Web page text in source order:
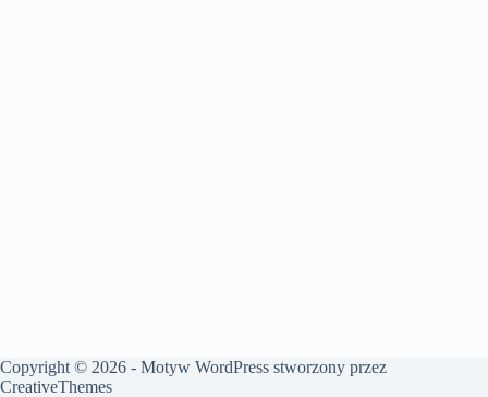
Copyright © 2026 - Motyw WordPress stworzony przez
CreativeThemes